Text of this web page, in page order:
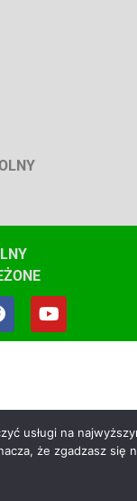
usługi na
że zgadzasz się